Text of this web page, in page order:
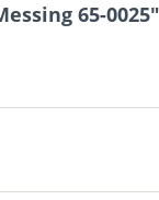
65-0025"